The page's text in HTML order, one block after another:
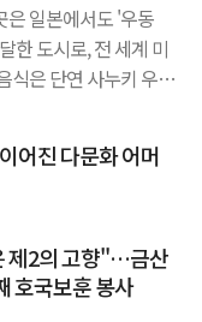
은 일본에서도 '우동
한 도시로, 전 세계 미
식은 단연 사누키 우동
서는 아침 식사부터
의 일부다...
어진 다문화 어머
제2의 고향"…금산
호국보훈 봉사